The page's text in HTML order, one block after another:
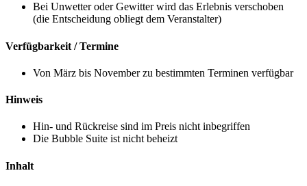
Bei Unwetter oder Gewitter wird das Erlebnis verschoben
(die Entscheidung obliegt dem Veranstalter)
Verfügbarkeit / Termine
Von März bis November zu bestimmten Terminen verfügbar
Hinweis
Hin- und Rückreise sind im Preis nicht inbegriffen
Die Bubble Suite ist nicht beheizt
Inhalt